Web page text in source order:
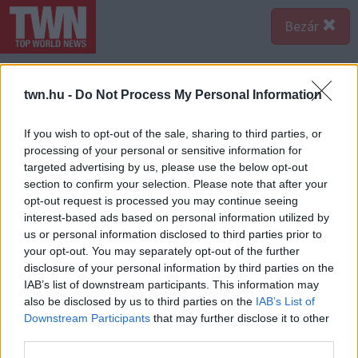
twn.hu - Do Not Process My Personal Information
If you wish to opt-out of the sale, sharing to third parties, or
processing of your personal or sensitive information for
targeted advertising by us, please use the below opt-out
section to confirm your selection. Please note that after your
opt-out request is processed you may continue seeing
interest-based ads based on personal information utilized by
us or personal information disclosed to third parties prior to
your opt-out. You may separately opt-out of the further
disclosure of your personal information by third parties on the
IAB’s list of downstream participants. This information may
also be disclosed by us to third parties on the IAB’s List of
Downstream Participants that may further disclose it to other
Bezár
Forrás: 123rf.com
Mérleg - Meglepőnek tűnhet, de a Mérlegnél többet